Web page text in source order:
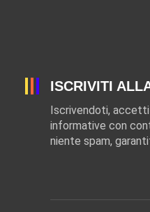
ISCRIVITI
Iscrivendoti,
informative con
niente spam,